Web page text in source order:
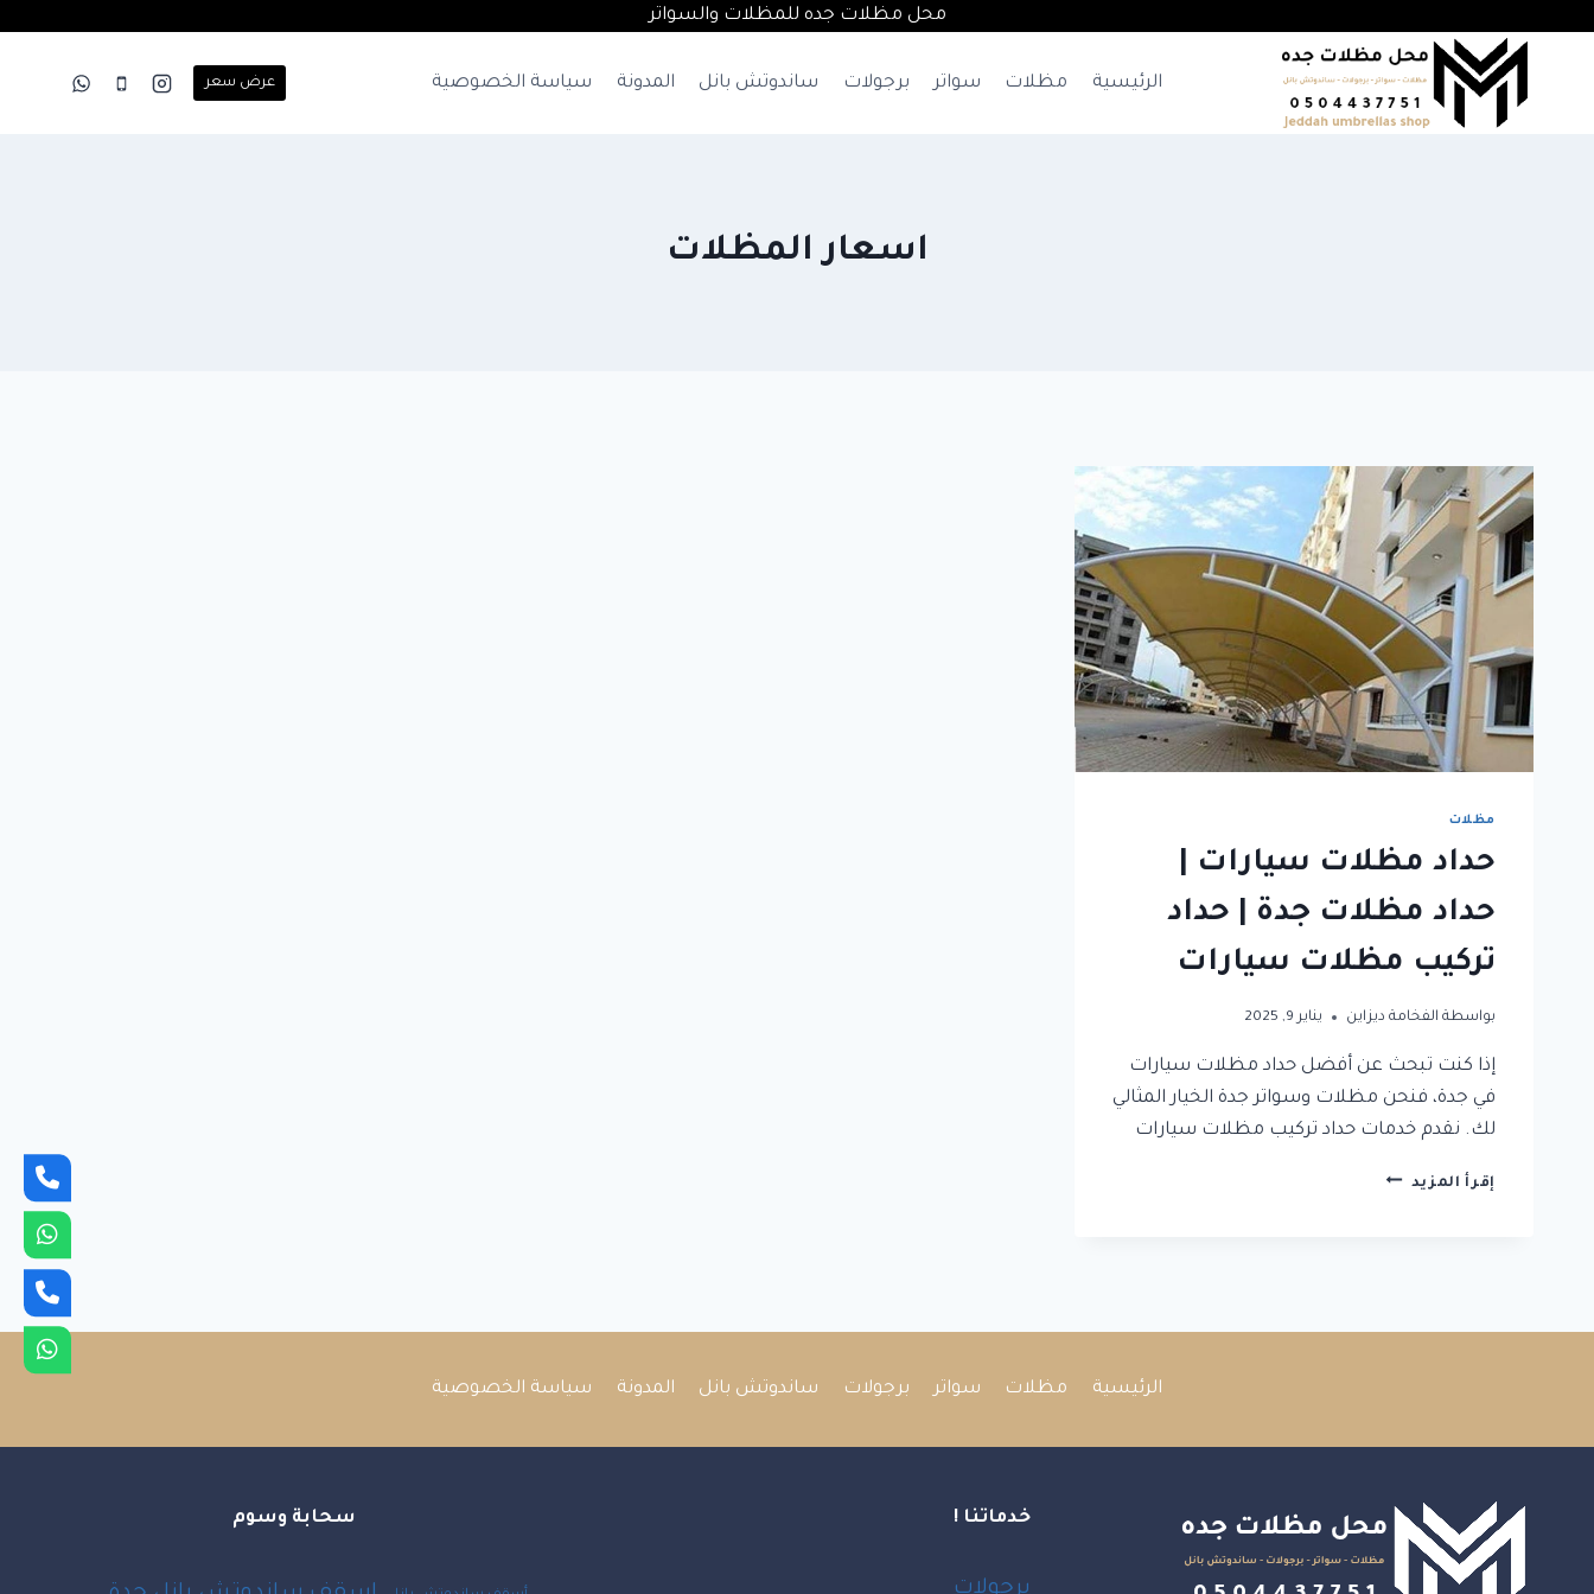
محل مظلات جده للمظلات والسواتر
الرئيسية مظلات سواتر برجولات ساندوتش بانل المدونة سياسة الخصوصية عرض سعر
اسعار المظلات
مظلات
حداد مظلات سيارات |
حداد مظلات جدة | حداد
تركيب مظلات سيارات
بواسطة الفخامة ديزاين يناير 9, 2025
إذا كنت تبحث عن أفضل حداد مظلات سيارات
في جدة، فنحن مظلات وسواتر جدة الخيار المثالي
لك. نقدم خدمات حداد تركيب مظلات سيارات
إقرأ المزيد حداد
سيارات
الرئيسية مظلات سواتر برجولات ساندوتش بانل المدونة سياسة الخصوصية
خدماتنا !
برجولات
سحابة وسوم